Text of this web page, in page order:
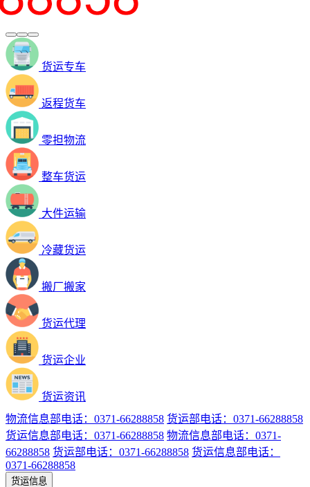
货运专车
返程货车
零担物流
整车货运
大件运输
冷藏货运
搬厂搬家
货运代理
货运企业
货运资讯
物流信息部电话：0371-66288858 货运部电话：0371-66288858
货运信息部电话：0371-66288858 物流信息部电话：0371-
66288858 货运部电话：0371-66288858 货运信息部电话：
0371-66288858
货运信息